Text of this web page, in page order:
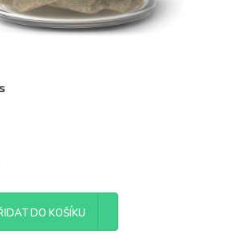
DO KOŠÍKU